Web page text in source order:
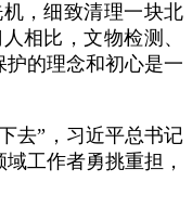
，细致清理一块北
相比，文物检测、
的理念和初心是一
去”，习近平总书记
工作者勇挑重担，